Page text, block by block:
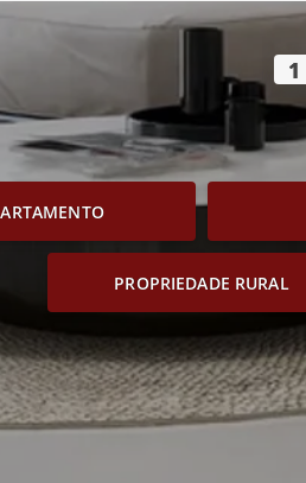
1
PROPRIEDADE RURAL